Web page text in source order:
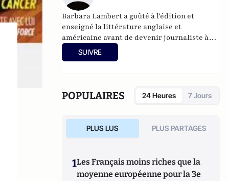
Barbara Lambert a goûté à l'édition et
enseigné la littérature anglaise et
américaine avant de devenir journaliste à
"Livres Hebdo". Elle est aujourd'hui
responsable des rubriques société/idées
SUIVRE
POPULAIRES 24 Heures 7 Jours
PLUS LUS PLUS PARTAGES
1Les Français moins riches que la
moyenne européenne pour la 3e